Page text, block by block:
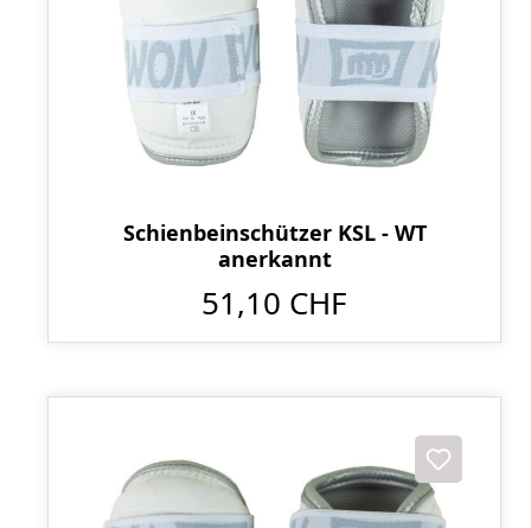
Schienbeinschützer KSL - WT
anerkannt
51,10 CHF